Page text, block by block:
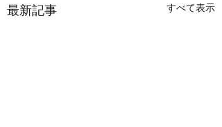
最新記事 すべて表示